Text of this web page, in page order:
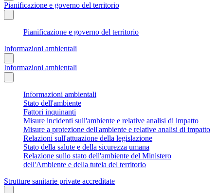
Pianificazione e governo del territorio
Pianificazione e governo del territorio
Informazioni ambientali
Informazioni ambientali
Informazioni ambientali
Stato dell'ambiente
Fattori inquinanti
Misure incidenti sull'ambiente e relative analisi di impatto
Misure a protezione dell'ambiente e relative analisi di impatto
Relazioni sull'attuazione della legislazione
Stato della salute e della sicurezza umana
Relazione sullo stato dell'ambiente del Ministero
dell'Ambiente e della tutela del territorio
Strutture sanitarie private accreditate